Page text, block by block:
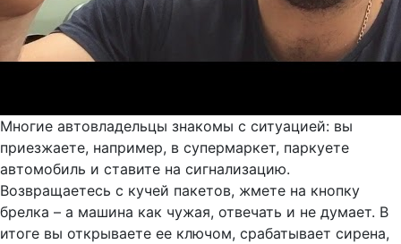
Многие автовладельцы знакомы с ситуацией: вы
приезжаете, например, в супермаркет, паркуете
автомобиль и ставите на сигнализацию.
Возвращаетесь с кучей пакетов, жмете на кнопку
брелка – а машина как чужая, отвечать и не думает. В
итоге вы открываете ее ключом, срабатывает сирена,